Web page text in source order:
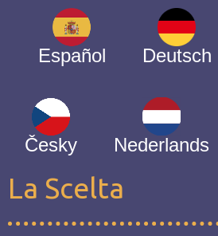
Español Deutsch
Česky Nederlands
La Scelta